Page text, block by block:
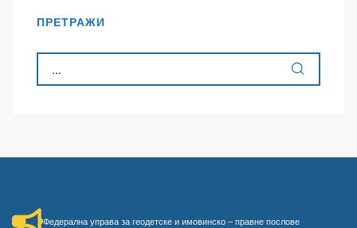
ПРЕТРАЖИ
Федерална управа за геодетске и имовинско – правне послове​